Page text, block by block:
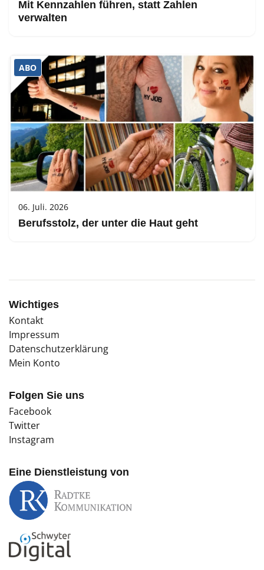
Mit Kennzahlen führen, statt Zahlen
verwalten
ABO
06. Juli. 2026
Berufsstolz, der unter die Haut geht
Wichtiges
Kontakt
Impressum
Datenschutzerklärung
Mein Konto
Folgen Sie uns
Facebook
Twitter
Instagram
Eine Dienstleistung von